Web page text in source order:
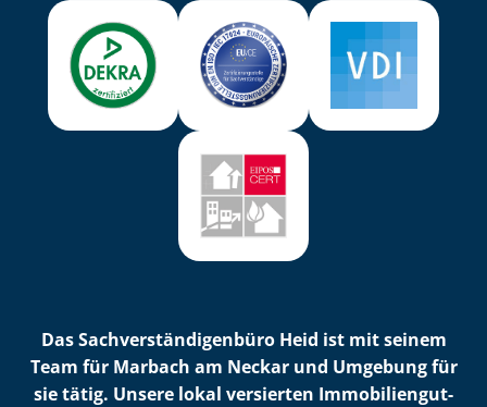
Das Sach­ver­stän­di­gen­bü­ro Heid ist mit seinem
Team für Marbach am Neckar und Umgebung für
sie tätig. Unsere lokal versierten Im­mo­bi­li­en­gut­